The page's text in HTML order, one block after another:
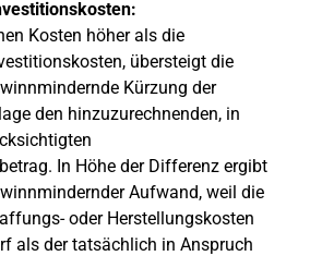
Kosten höher als die
übersteigt die
Kürzung der
den hinzuzurechnenden, in
In Höhe der Differenz ergibt
Aufwand, weil die
oder Herstellungskosten
als der tatsächlich in Anspruch